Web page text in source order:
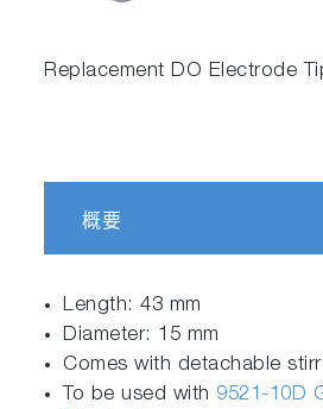
Replacement DO Electrode
概要
Length: 43 mm
Diameter: 15 mm
Comes with detachable
To be used with 9521-10D